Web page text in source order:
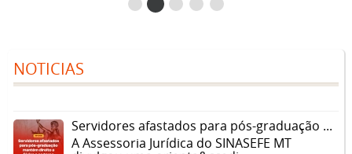
NOTICIAS
Servidores afastados para pós-graduação ...
A Assessoria Jurídica do SINASEFE MT